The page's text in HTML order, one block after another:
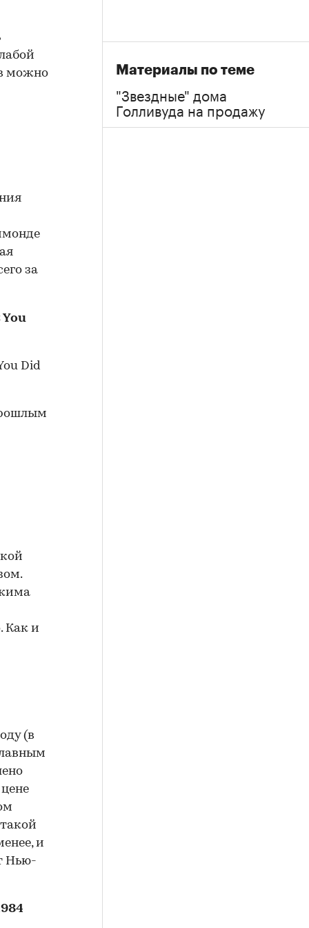
можно
за
Как и
(в
и
Нью-
Материалы по теме
"Звездные" дома
Голливуда на продажу